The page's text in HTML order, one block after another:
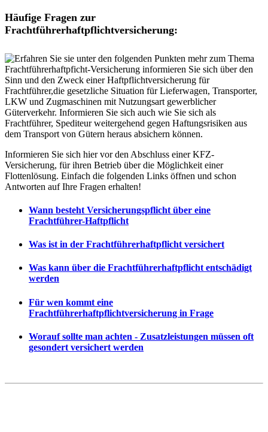
Häufige Fragen zur
Frachtführerhaftpflichtversicherung:
Informieren Sie sich hier vor den Abschluss einer KFZ-
Versicherung, für ihren Betrieb über die Möglichkeit einer
Flottenlösung. Einfach die folgenden Links öffnen und schon
Antworten auf Ihre Fragen erhalten!
Wann besteht Versicherungspflicht über eine
Frachtführer-Haftpflicht
Was ist in der Frachtführerhaftpflicht versichert
Was kann über die Frachtführerhaftpflicht entschädigt
werden
Für wen kommt eine
Frachtführerhaftpflichtversicherung in Frage
Worauf sollte man achten - Zusatzleistungen müssen oft
gesondert versichert werden